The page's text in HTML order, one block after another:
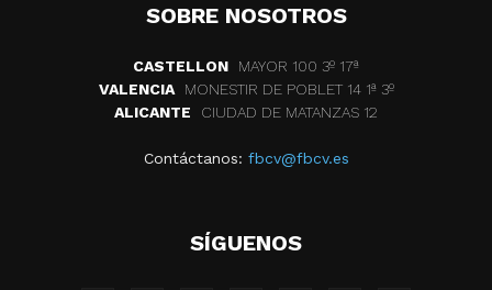
SOBRE NOSOTROS
CASTELLON
MAYOR 100 3º 17ª
VALENCIA
MONESTIR DE POBLET 14 1ª 3º
ALICANTE
CIUDAD DE MATANZAS 12
Contáctanos: fbcv@fbcv.es
SÍGUENOS